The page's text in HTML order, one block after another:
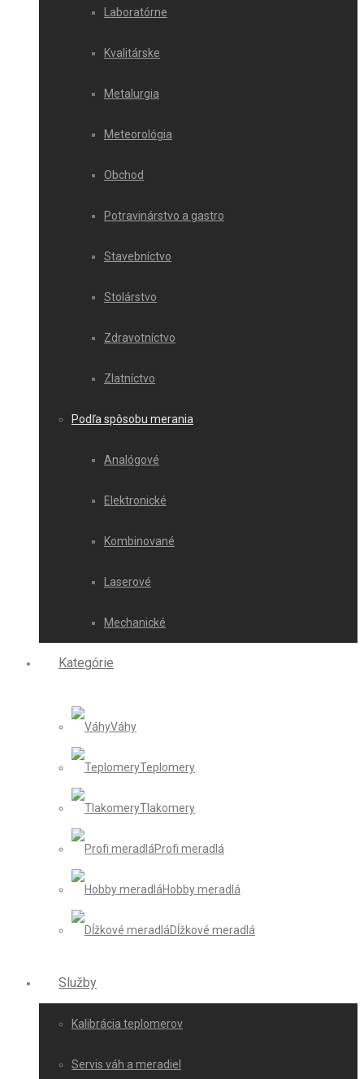
Laboratórne
Kvalitárske
Metalurgia
Meteorológia
Obchod
Potravinárstvo a gastro
Stavebníctvo
Stolárstvo
Zdravotníctvo
Zlatníctvo
Podľa spôsobu merania
Analógové
Elektronické
Kombinované
Laserové
Mechanické
Kategórie
Váhy
Teplomery
Tlakomery
Profi meradlá
Hobby meradlá
Dĺžkové meradlá
Služby
Kalibrácia teplomerov
Servis váh a meradiel